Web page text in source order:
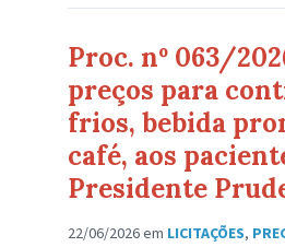
Proc. nº 063/
preços para
frios, bebida
café, aos
Presidente
22/06/2026em LICITAÇÕES,